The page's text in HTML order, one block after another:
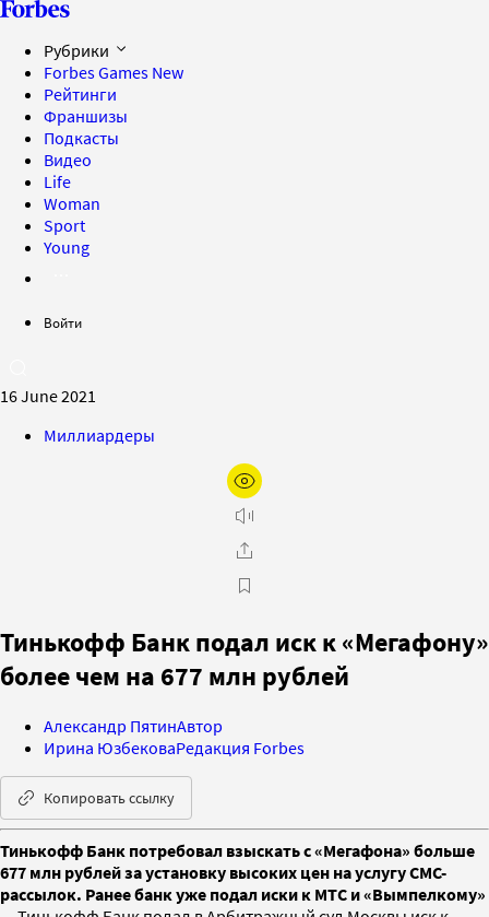
Рубрики
Forbes Games New
Рейтинги
Франшизы
Подкасты
Видео
Life
Woman
Sport
Young
Войти
16 June 2021
Миллиардеры
Тинькофф Банк подал иск к «Мегафону»
более чем на 677 млн рублей
Александр ПятинАвтор
Ирина ЮзбековаРедакция Forbes
Копировать ссылку
Тинькофф Банк потребовал взыскать с «Мегафона» больше
677 млн рублей за установку высоких цен на услугу СМС-
рассылок. Ранее банк уже подал иски к МТС и «Вымпелкому»